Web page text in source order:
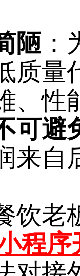
陋
质量
、性
可避
来自
饮
程序